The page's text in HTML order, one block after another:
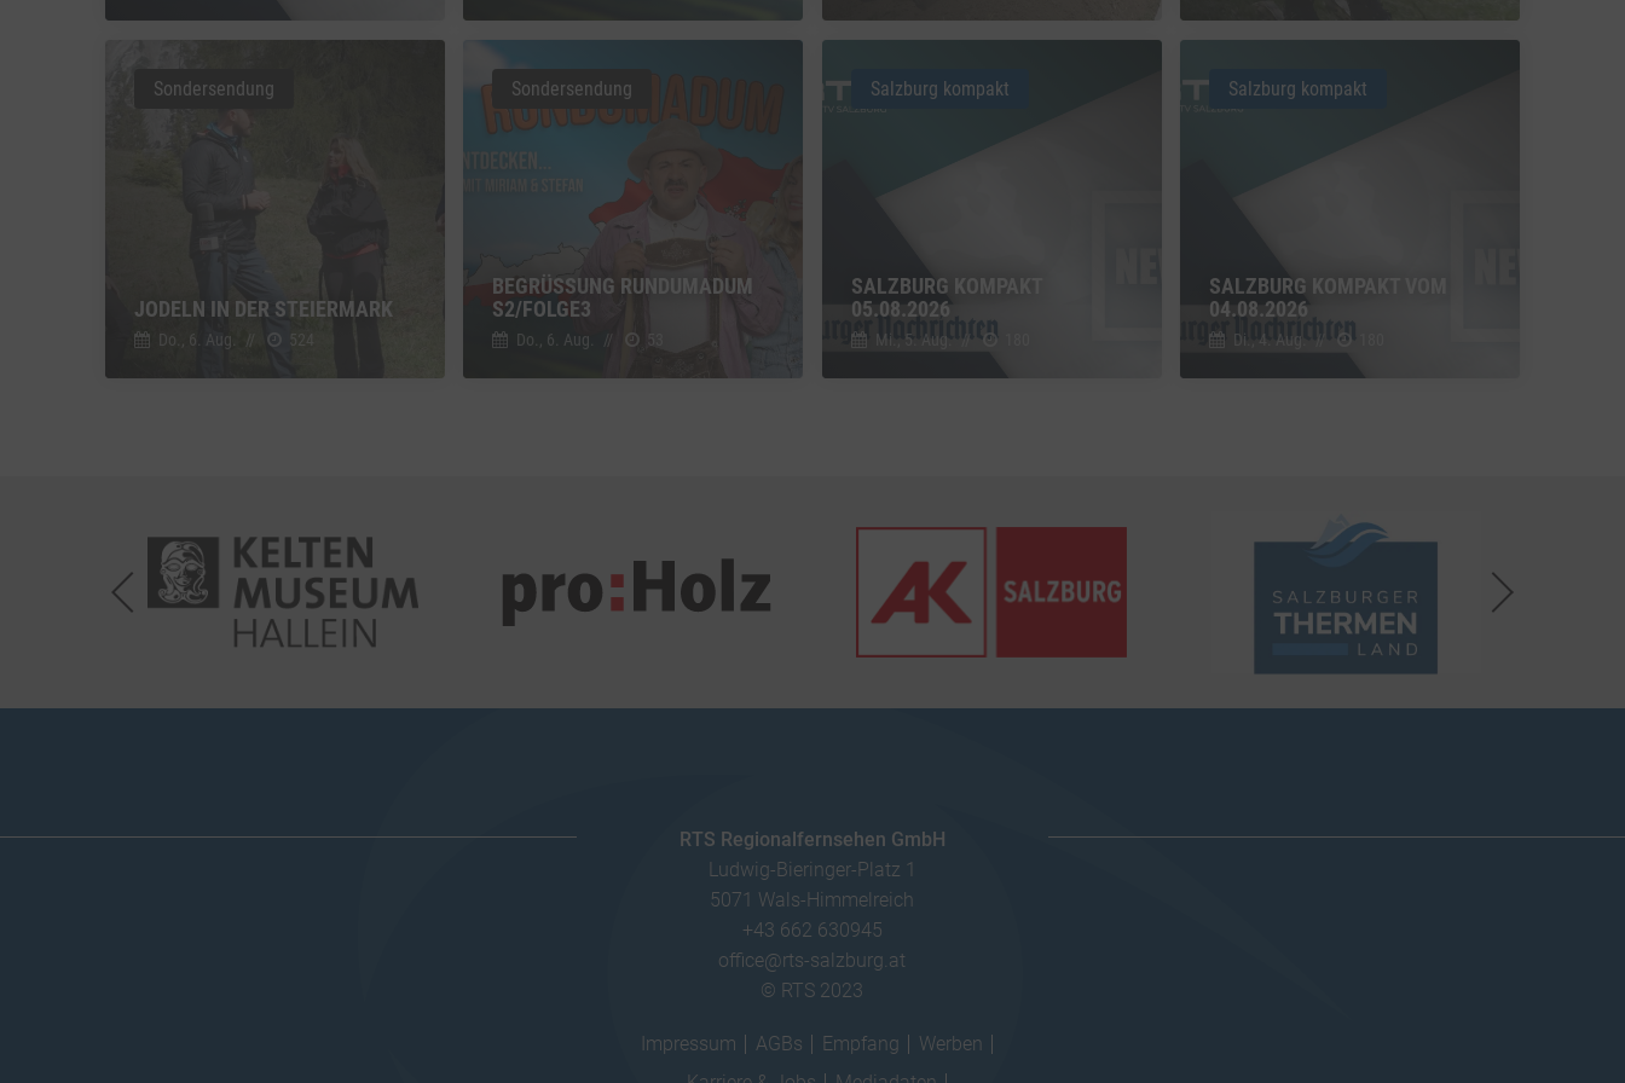
JODELN IN DER STEIERMARK
Do., 6. Aug. // 524
Sondersendung
BEGRÜSSUNG RUNDUMADUM S
2/FOLGE3
Do., 6. Aug. // 53
Sondersendung
SALZBURG KOMPAKT
05.08.2026
Mi., 5. Aug. //
Salzburg kompakt
SALZBURG KOMPAKT VOM
04.08.2026
Di., 4. Aug. //
Salzburg kompakt
RTS Regionalfernsehen GmbH
Ludwig-Bieringer-Platz 1
5071 Wals-Himmelreich
+43 662 630945
office@rts-salzburg.at
© RTS 2023
Impressum AGBs Empfang
Werben
zu Vimeo
YouTube
Google Ireland Limited, Irland